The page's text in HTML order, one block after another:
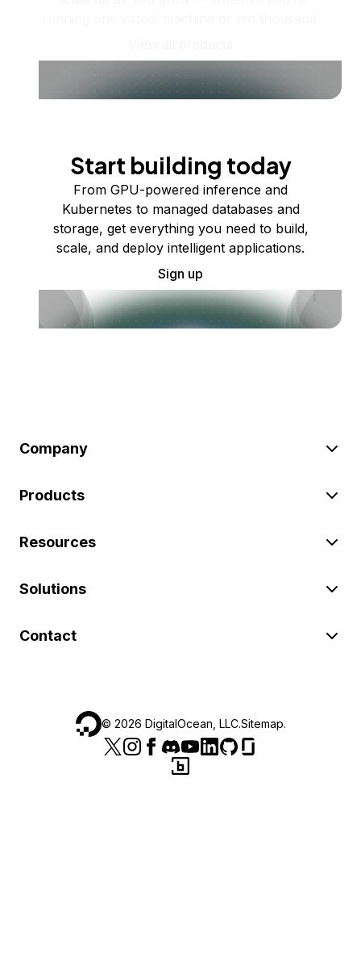
Start building today
From GPU-powered inference and
Kubernetes to managed databases and
storage, get everything you need to build,
scale, and deploy intelligent applications.
Sign up
Company
Products
Resources
Solutions
Contact
© 2026 DigitalOcean, LLC.Sitemap.